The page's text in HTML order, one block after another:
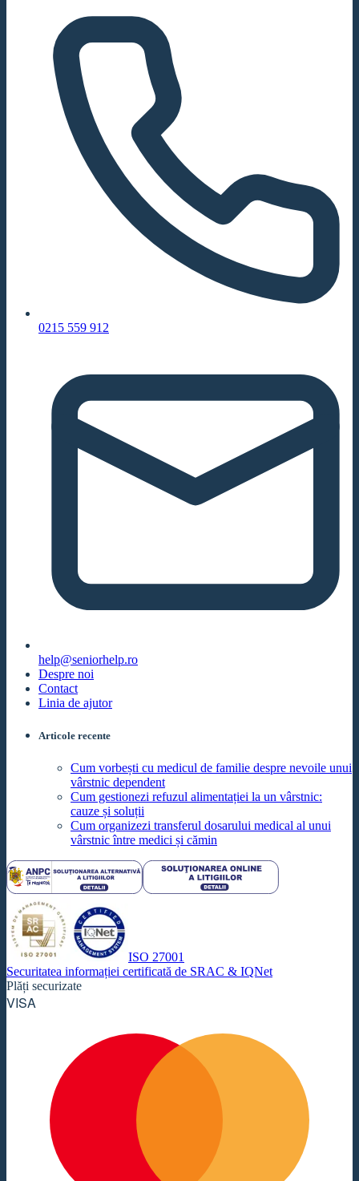
0215 559 912
help@seniorhelp.ro
Despre noi
Contact
Linia de ajutor
Articole recente
Cum vorbești cu medicul de familie despre nevoile unui
vârstnic dependent
Cum gestionezi refuzul alimentației la un vârstnic:
cauze și soluții
Cum organizezi transferul dosarului medical al unui
vârstnic între medici și cămin
ISO 27001
Securitatea informației certificată de SRAC & IQNet
Plăți securizate
VISA